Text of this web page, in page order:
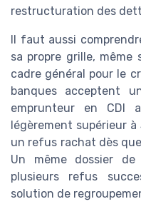
restructuration des
Il faut aussi
sa propre grille, même
cadre général pour le
banques acceptent
emprunteur en CDI
légèrement supérieur à
un refus rachat dès
Un même dossier
plusieurs refus
solution de